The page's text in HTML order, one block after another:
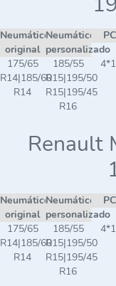
Neumático
original
Neumático
personalizado
175/65
R14|185/60
R14
185/55
R15|195/50
R15|195/45
R16
Renault
Neumático
original
Neumático
personalizado
175/65
R14|185/60
R14
185/55
R15|195/50
R15|195/45
R16